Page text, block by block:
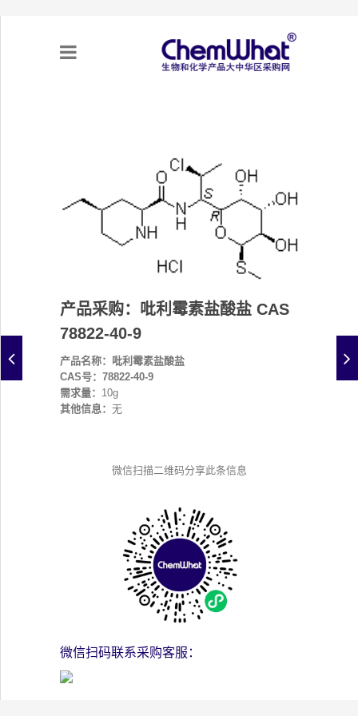
采购流程
不可靠实体清单（UEL）
产品采购：吡利霉素盐酸盐 CAS
78822-40-9
产品名称：吡利霉素盐酸盐
CAS号：78822-40-9
需求量： 10g
其他信息： 无
微信扫描二维码分享此条信息
微信扫码联系采购客服：